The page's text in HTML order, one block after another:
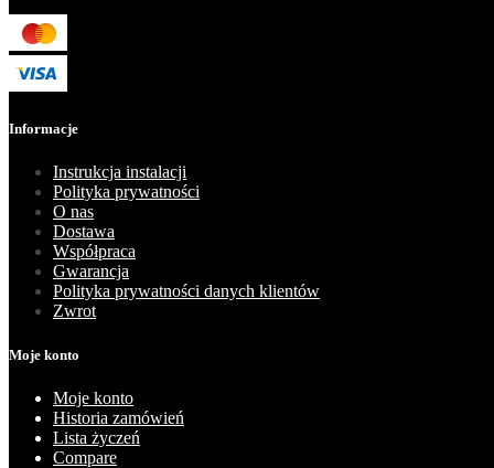
Informacje
Instrukcja instalacji
Polityka prywatności
O nas
Dostawa
Współpraca
Gwarancja
Polityka prywatności danych klientów
Zwrot
Moje konto
Moje konto
Historia zamówień
Lista życzeń
Compare